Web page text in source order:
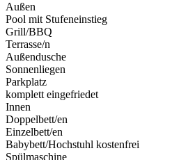
Außen
Pool mit Stufeneinstieg
Grill/BBQ
Terrasse/n
Außendusche
Sonnenliegen
Parkplatz
komplett eingefriedet
Innen
Doppelbett/en
Einzelbett/en
Babybett/Hochstuhl kostenfrei
Spülmaschine